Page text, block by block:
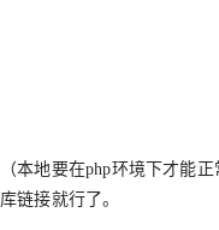
（本地要在php环境下才能
库链接就行了。